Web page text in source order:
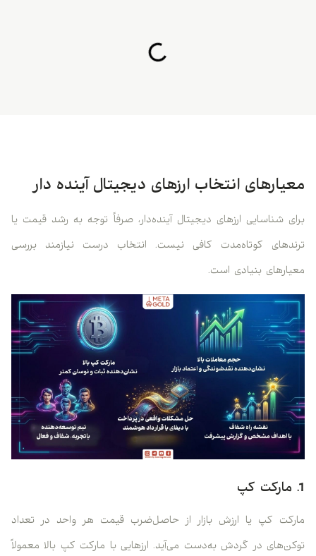
معیارهای انتخاب ارزهای دیجیتال آینده دار
برای شناسایی ارزهای دیجیتال آینده‌دار، صرفاً توجه به رشد قیمت یا
ترندهای کوتاه‌مدت کافی نیست. انتخاب درست نیازمند بررسی
معیارهای بنیادی است.
1. مارکت کپ
مارکت کپ یا ارزش بازار از حاصل‌ضرب قیمت هر واحد در تعداد
توکن‌های در گردش به‌دست می‌آید. ارزهایی با مارکت کپ بالا معمولاً